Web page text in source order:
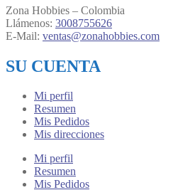
Zona Hobbies – Colombia
Llámenos: 3008755626
E-Mail: ventas@zonahobbies.com
SU CUENTA
Mi perfil
Resumen
Mis Pedidos
Mis direcciones
Mi perfil
Resumen
Mis Pedidos